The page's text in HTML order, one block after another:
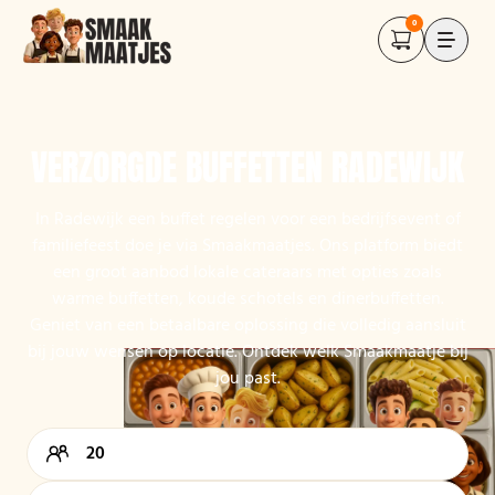
0
bij jouw wensen op locatie. Ontdek welk Smaakmaatje bij
jou past.